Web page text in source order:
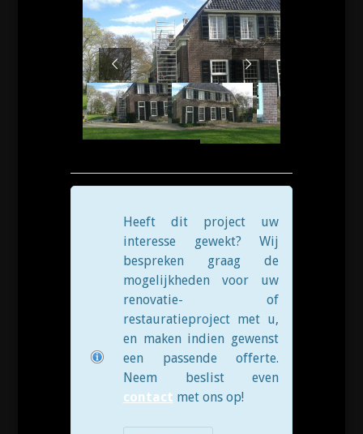
Heeft dit project uw
interesse gewekt? Wij
bespreken graag de
mogelijkheden voor uw
renovatie- of
restauratieproject met u,
en maken indien gewenst
een passende offerte.
Neem beslist even
contact met ons op!